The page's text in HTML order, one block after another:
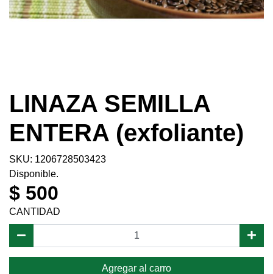
LINAZA SEMILLA
ENTERA (exfoliante)
SKU: 1206728503423
Disponible.
$ 500
CANTIDAD
Agregar al carro